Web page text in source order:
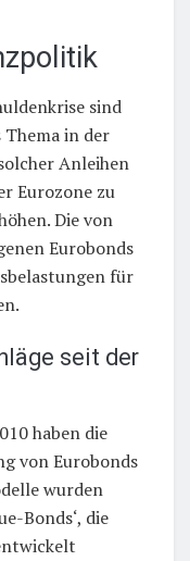
sind
in der
Anleihen
Eurozone zu
Die von
Eurobonds
für
seit der
haben die
von Eurobonds
wurden
Bonds‘, die